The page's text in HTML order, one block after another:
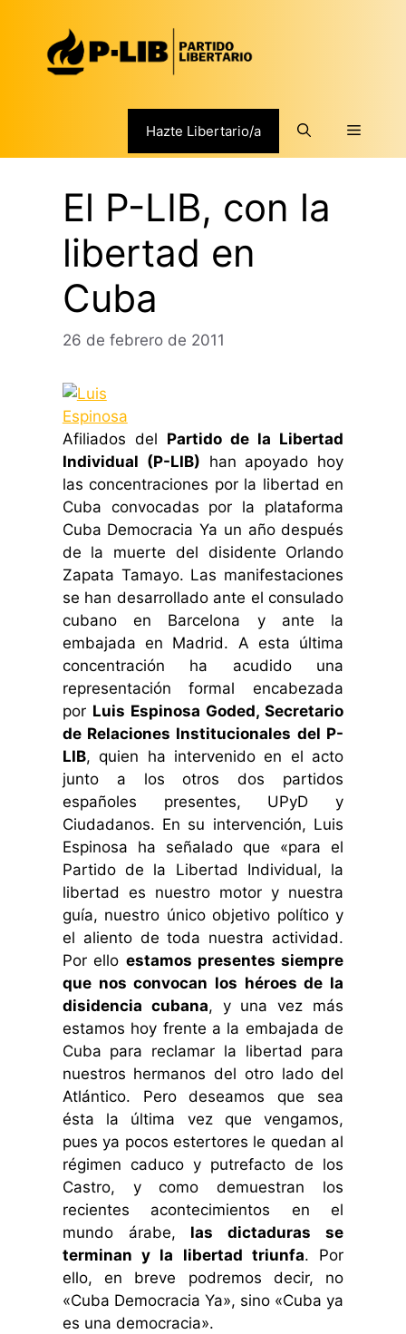
contenido
Hazte Libertario/a Menú
El P-LIB, con la
libertad en
Cuba
26 de febrero de 2011
Afiliados del Partido de la Libertad
Individual (P-LIB) han apoyado hoy
las concentraciones por la libertad en
Cuba convocadas por la plataforma
Cuba Democracia Ya un año después
de la muerte del disidente Orlando
Zapata Tamayo. Las manifestaciones
se han desarrollado ante el consulado
cubano en Barcelona y ante la
embajada en Madrid. A esta última
concentración ha acudido una
representación formal encabezada
por Luis Espinosa Goded, Secretario
de Relaciones Institucionales del P-
LIB, quien ha intervenido en el acto
junto a los otros dos partidos
españoles presentes, UPyD y
Ciudadanos. En su intervención, Luis
Espinosa ha señalado que «para el
Partido de la Libertad Individual, la
libertad es nuestro motor y nuestra
guía, nuestro único objetivo político y
el aliento de toda nuestra actividad.
Por ello estamos presentes siempre
que nos convocan los héroes de la
disidencia cubana, y una vez más
estamos hoy frente a la embajada de
Cuba para reclamar la libertad para
nuestros hermanos del otro lado del
Atlántico. Pero deseamos que sea
ésta la última vez que vengamos,
pues ya pocos estertores le quedan al
régimen caduco y putrefacto de los
Castro, y como demuestran los
recientes acontecimientos en el
mundo árabe, las dictaduras se
terminan y la libertad triunfa. Por
ello, en breve podremos decir, no
«Cuba Democracia Ya», sino «Cuba ya
es una democracia».